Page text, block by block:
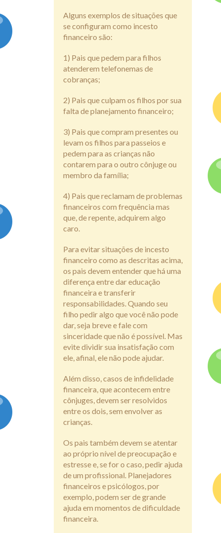
Alguns exemplos de situações que
se configuram como incesto
financeiro são:
1) Pais que pedem para filhos
atenderem telefonemas de
cobranças;
2) Pais que culpam os filhos por sua
falta de planejamento financeiro;
3) Pais que compram presentes ou
levam os filhos para passeios e
pedem para as crianças não
contarem para o outro cônjuge ou
membro da família;
4) Pais que reclamam de problemas
financeiros com frequência mas
que, de repente, adquirem algo
caro.
Para evitar situações de incesto
financeiro como as descritas acima,
os pais devem entender que há uma
diferença entre dar educação
financeira e transferir
responsabilidades. Quando seu
filho pedir algo que você não pode
dar, seja breve e fale com
sinceridade que não é possível. Mas
evite dividir sua insatisfação com
ele, afinal, ele não pode ajudar.
Além disso, casos de infidelidade
financeira, que acontecem entre
cônjuges, devem ser resolvidos
entre os dois, sem envolver as
crianças.
Os pais também devem se atentar
ao próprio nível de preocupação e
estresse e, se for o caso, pedir ajuda
de um profissional. Planejadores
financeiros e psicólogos, por
exemplo, podem ser de grande
ajuda em momentos de dificuldade
financeira.